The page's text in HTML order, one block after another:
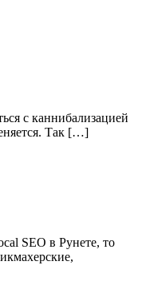
с каннибализацией
Так […]
SEO в Рунете, то